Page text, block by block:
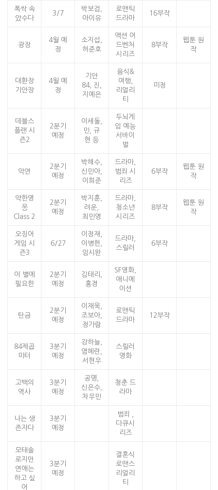
폭싹 속
았수다
3/7
박보검,
아이유
로맨틱
드라마
16부작
광장
4월 예
정
소지섭,
허준호
액션 어
드벤처
시리즈
8부작
웹툰 원
작
대환장
기안장
4월 예
정
기안
84, 진,
지예은
음식&
여행,
리얼리
티
미정
데블스
플랜 시
즌2
2분기
예정
이세돌,
민, 규
현 등
두뇌게
임 예능
서바이
벌
악연
2분기
예정
박해수,
신민아,
이희준
드라마,
범죄 시
리즈
6부작
웹툰 원
작
약한영
웅
Class 2
2분기
예정
박지훈,
려운,
최민영
드라마,
청소년
시리즈
8부작
웹툰 원
작
오징어
게임 시
즌3
6/27
이정재,
이병헌,
임시완
드라마,
스릴러
6부작
이 별에
필요한
2분기
예정
김태리,
홍경
SF영화,
애니메
이션
탄금
2분기
예정
이재욱,
조보아,
정가람
로맨틱
드라마
12부작
84제곱
미터
3분기
예정
강하늘,
염혜란,
서현우
스릴러
영화
고백의
역사
3분기
예정
공명,
신은수,
차우민
청춘 드
라마
나는 생
존자다
3분기
예정
범죄 ,
다큐시
리즈
모태솔
로지만
연애는
하고 싶
어
3분기
예정
결혼식
로맨스
리얼리
티